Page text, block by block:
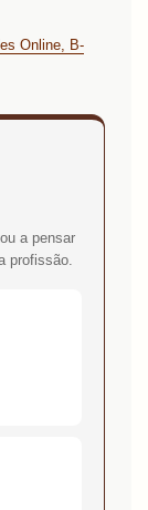
Online, B-
a pensar
profissão.